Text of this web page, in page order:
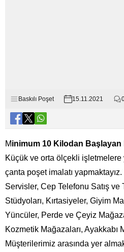
Baskılı Poşet 15.11.2021
Minimum 10 Kilodan Başlayan
Küçük ve orta ölçekli işletmelere
çanta poşet imalatı
Servisler, Cep Telefonu Satış
Stüdyoları, Kırtasiyeler, Giyim
Yüncüler, Perde ve Çeyiz
Kozmetik Mağazaları, Ayakkabı
Müşterilerimiz arasında yer